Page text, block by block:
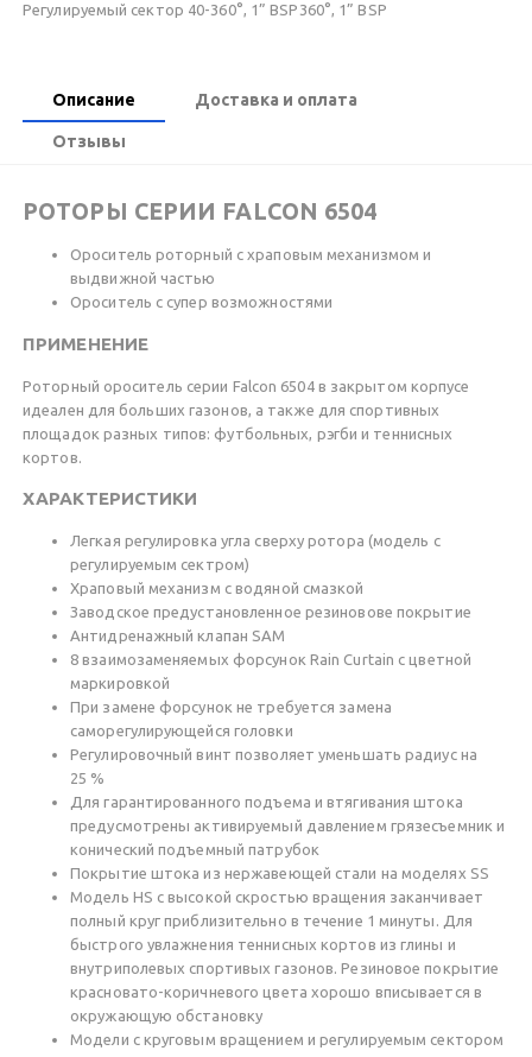
Регулируемый сектор 40-360°, 1” BSP360°, 1” BSP
Описание Доставка и оплата
Отзывы
РОТОРЫ СЕРИИ FALCON 6504
Ороситель роторный с храповым механизмом и
выдвижной частью
Ороситель с супер возможностями
ПРИМЕНЕНИЕ
Роторный ороситель серии Falcon 6504 в закрытом корпусе
идеален для больших газонов, а также для спортивных
площадок разных типов: футбольных, рэгби и теннисных
кортов.
ХАРАКТЕРИСТИКИ
Легкая регулировка угла сверху ротора (модель с
регулируемым сектром)
Храповый механизм с водяной смазкой
Заводское предустановленное резиновове покрытие
Антидренажный клапан SAM
8 взаимозаменяемых форсунок Rain Curtain с цветной
маркировкой
При замене форсунок не требуется замена
саморегулирующейся головки
Регулировочный винт позволяет уменьшать радиус на
25 %
Для гарантированного подъема и втягивания штока
предусмотрены активируемый давлением грязесъемник и
конический подъемный патрубок
Покрытие штока из нержавеющей стали на моделях SS
Модель HS с высокой скростью вращения заканчивает
полный круг приблизительно в течение 1 минуты. Для
быстрого увлажнения теннисных кортов из глины и
внутриполевых спортивых газонов. Резиновое покрытие
красновато-коричневого цвета хорошо вписывается в
окружающую обстановку
Модели с круговым вращением и регулируемым сектором